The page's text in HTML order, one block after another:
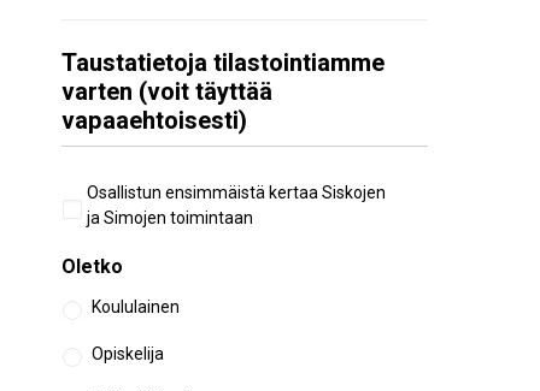
Taustatietoja tilastointiamme
varten (voit täyttää
vapaaehtoisesti)
Aiempi
osallistuminen
Osallistun ensimmäistä kertaa Siskojen
ja Simojen toimintaan
Oletko
Koululainen
Opiskelija